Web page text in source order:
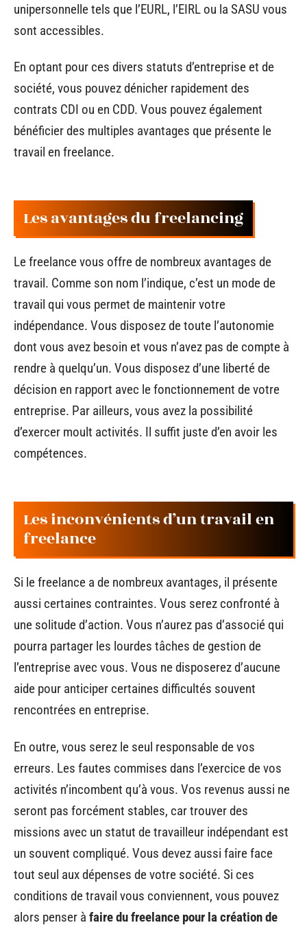
unipersonnelle tels que l’EURL, l’EIRL ou la SASU vous
sont accessibles.
En optant pour ces divers statuts d’entreprise et de
société, vous pouvez dénicher rapidement des
contrats CDI ou en CDD. Vous pouvez également
bénéficier des multiples avantages que présente le
travail en freelance.
Les avantages du freelancing
Le freelance vous offre de nombreux avantages de
travail. Comme son nom l’indique, c’est un mode de
travail qui vous permet de maintenir votre
indépendance. Vous disposez de toute l’autonomie
dont vous avez besoin et vous n’avez pas de compte à
rendre à quelqu’un. Vous disposez d’une liberté de
décision en rapport avec le fonctionnement de votre
entreprise. Par ailleurs, vous avez la possibilité
d’exercer moult activités. Il suffit juste d’en avoir les
compétences.
Les inconvénients d’un travail en
freelance
Si le freelance a de nombreux avantages, il présente
aussi certaines contraintes. Vous serez confronté à
une solitude d’action. Vous n’aurez pas d’associé qui
pourra partager les lourdes tâches de gestion de
l’entreprise avec vous. Vous ne disposerez d’aucune
aide pour anticiper certaines difficultés souvent
rencontrées en entreprise.
En outre, vous serez le seul responsable de vos
erreurs. Les fautes commises dans l’exercice de vos
activités n’incombent qu’à vous. Vos revenus aussi ne
seront pas forcément stables, car trouver des
missions avec un statut de travailleur indépendant est
un souvent compliqué. Vous devez aussi faire face
tout seul aux dépenses de votre société. Si ces
conditions de travail vous conviennent, vous pouvez
alors penser à faire du freelance pour la création de